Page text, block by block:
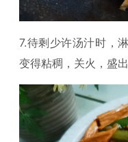
7.待剩少许汤汁时，
变得粘稠，关火，盛出